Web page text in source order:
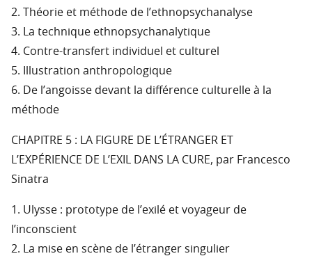
2. Théorie et méthode de l’ethnopsychanalyse
3. La technique ethnopsychanalytique
4. Contre-transfert individuel et culturel
5. Illustration anthropologique
6. De l’angoisse devant la différence culturelle à la
méthode
CHAPITRE 5 : LA FIGURE DE L’ÉTRANGER ET
L’EXPÉRIENCE DE L’EXIL DANS LA CURE, par Francesco
Sinatra
1. Ulysse : prototype de l’exilé et voyageur de
l’inconscient
2. La mise en scène de l’étranger singulier